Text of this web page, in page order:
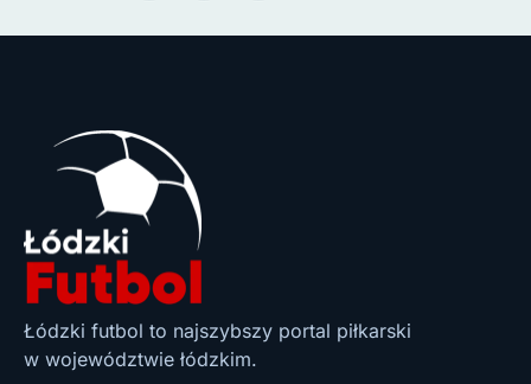
Łódzki futbol to najszybszy portal piłkarski
w województwie łódzkim.